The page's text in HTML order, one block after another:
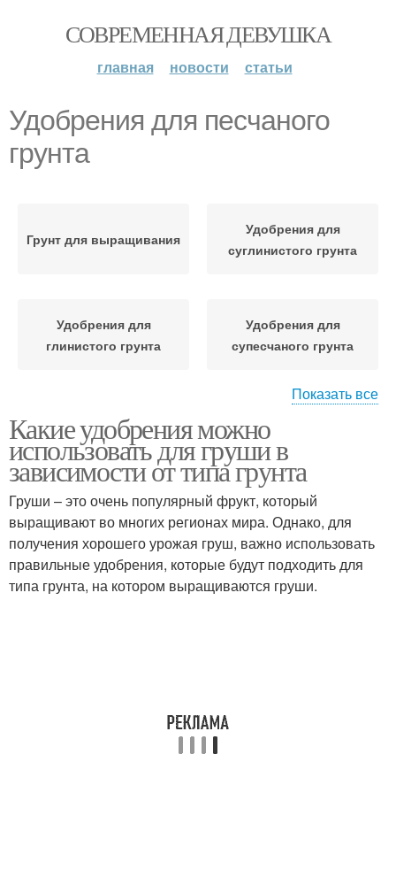
СОВРЕМЕННАЯ ДЕВУШКА
главная новости статьи
Удобрения для песчаного
грунта
Грунт для выращивания
Удобрения для
суглинистого грунта
Удобрения для
глинистого грунта
Удобрения для
супесчаного грунта
Удобрения для груш
Показать все
Какие удобрения можно
использовать для груши в
зависимости от типа грунта
Груши – это очень популярный фрукт, который
выращивают во многих регионах мира. Однако, для
получения хорошего урожая груш, важно использовать
правильные удобрения, которые будут подходить для
типа грунта, на котором выращиваются груши.